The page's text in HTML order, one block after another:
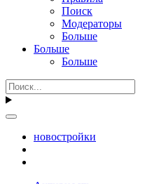
Поиск
Модераторы
Больше
Больше
Больше
новостройки